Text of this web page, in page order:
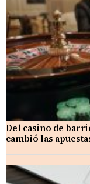
Del casino de
cambió las